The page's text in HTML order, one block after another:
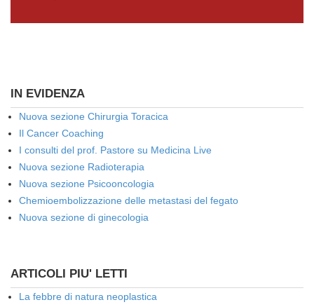
IN EVIDENZA
Nuova sezione Chirurgia Toracica
Il Cancer Coaching
I consulti del prof. Pastore su Medicina Live
Nuova sezione Radioterapia
Nuova sezione Psicooncologia
Chemioembolizzazione delle metastasi del fegato
Nuova sezione di ginecologia
ARTICOLI PIU' LETTI
La febbre di natura neoplastica